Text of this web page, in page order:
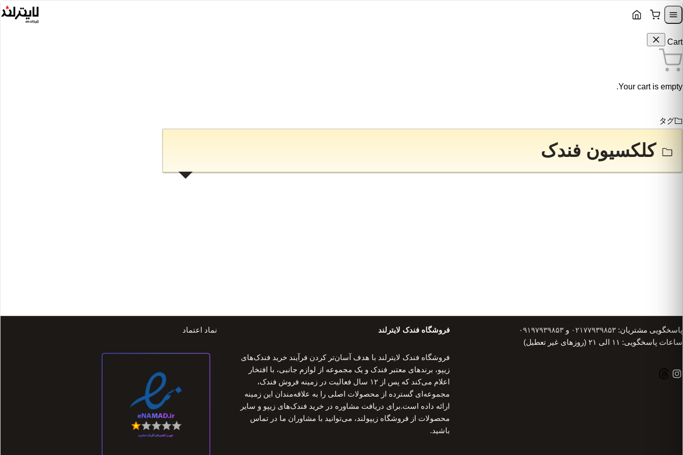
Skip to navigation
Cart
Your cart is empty.
タグ
کلکسیون فندک
پاسخگویی مشتریان: ۰۲۱۷۷۹۳۹۸۵۳ و ۰۹۱۹۷۹۳۹۸۵۳
ساعات پاسخگویی: ۱۱ الی ۲۱ (روزهای غیر تعطیل)
فروشگاه فندک لایترلند
فروشگاه فندک لایترلند با هدف آسان‌تر کردن فرآیند خرید فندک‌های
زیپو، برندهای معتبر فندک و یک مجموعه از لوازم جانبی، با افتخار
اعلام می‌کند که پس از ۱۲ سال فعالیت در زمینه فروش فندک،
مجموعه‌ای گسترده از محصولات اصلی را به علاقه‌مندان این زمینه
ارائه داده است.برای دریافت مشاوره در خرید فندک‌های زیپو و سایر
محصولات از فروشگاه زیپولند، می‌توانید با مشاوران ما در تماس
باشید.
نماد اعتماد